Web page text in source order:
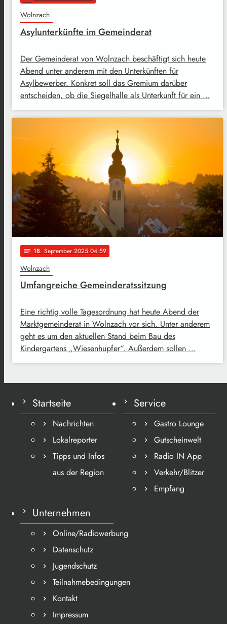
Wolnzach
Asylunterkünfte im Gemeinderat
Der Gemeinderat von Wolnzach beschäftigt sich heute
Abend unter anderem mit den Unterkünften für
Asylbewerber. Konkret soll das Gremium darüber
entscheiden, ob die Siegelhalle als Unterkunft für ein …
notes 18. September 2025 04:59
Wolnzach
Umfangreiche Gemeinderatssitzung
Eine richtig volle Tagesordnung hat heute Abend der
Marktgemeinderat in Wolnzach vor sich. Unter anderem
geht es um den aktuellen Stand beim Bau des
Kindergartens „Wiesenhupfer“. Außerdem sollen …
Startseite
Nachrichten
Lokalreporter
Tipps und Infos
aus der Region
Service
Gastro Lounge
Gutscheinwelt
Radio IN App
Verkehr/Blitzer
Empfang
Unternehmen
Online/Radiowerbung
Datenschutz
Jugendschutz
Teilnahmebedingungen
Kontakt
Impressum